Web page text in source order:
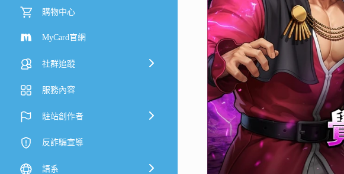
購物中心
MyCard官網
社群追蹤
服務內容
駐站創作者
反詐騙宣導
語系